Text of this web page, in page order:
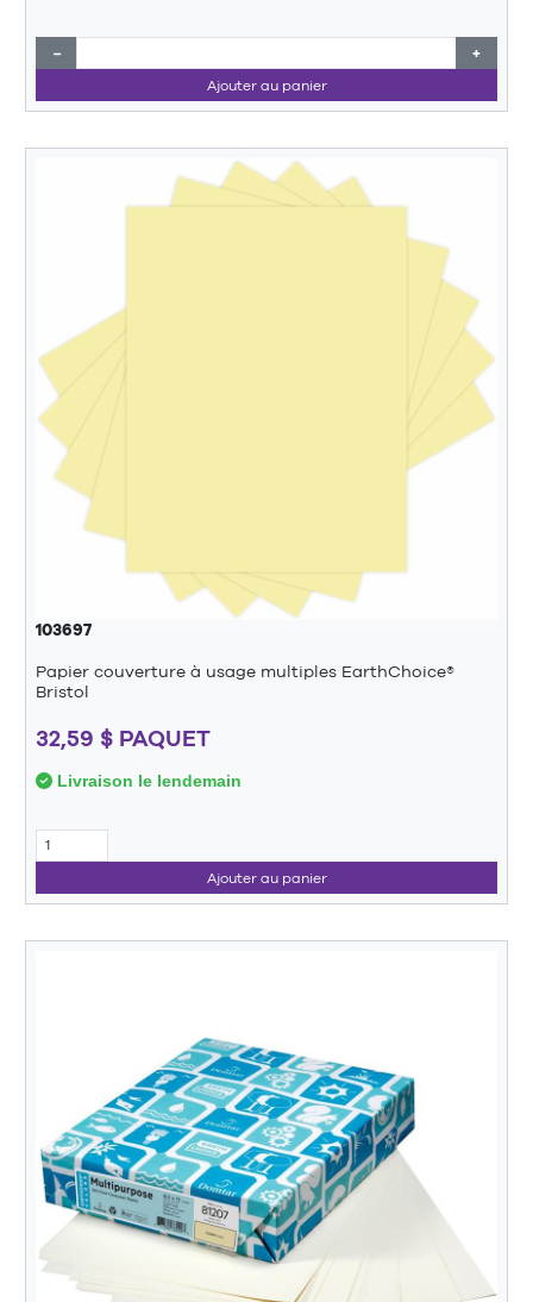
− +
Ajouter au panier
103697
Papier couverture à usage multiples EarthChoice®
Bristol
32,59 $ PAQUET
Livraison le lendemain
Ajouter au panier